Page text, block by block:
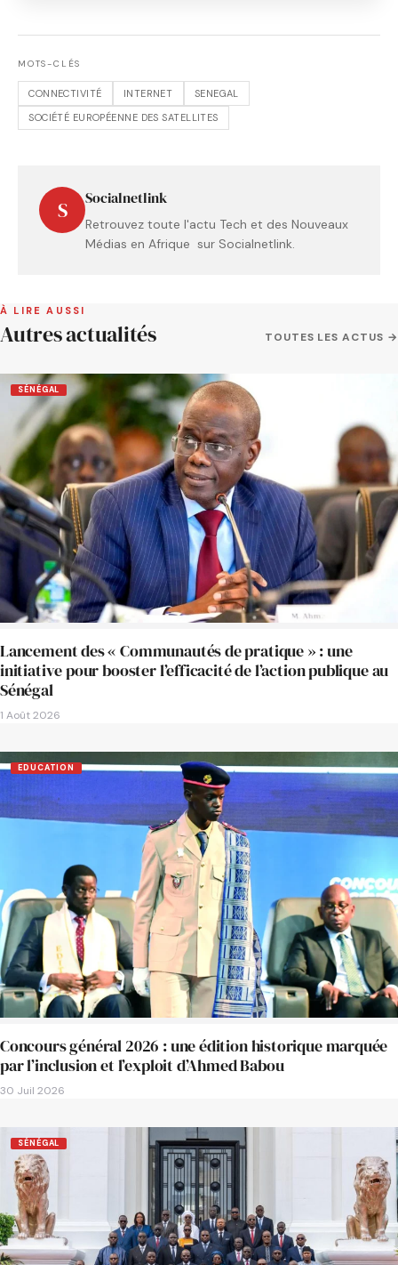
MOTS-CLÉS
CONNECTIVITÉ INTERNET
SENEGAL
SOCIÉTÉ EUROPÉENNE DES SATELLITES
S Socialnetlink
Retrouvez toute l'actu Tech et des Nouveaux
Médias en Afrique sur Socialnetlink.
À LIRE AUSSI
Autres actualités TOUTES LES ACTUS →
SÉNÉGAL
Lancement des « Communautés de pratique » : une
initiative pour booster l’efficacité de l’action publique au
Sénégal
1 Août 2026
EDUCATION
Concours général 2026 : une édition historique marquée
par l’inclusion et l’exploit d’Ahmed Babou
30 Juil 2026
SÉNÉGAL